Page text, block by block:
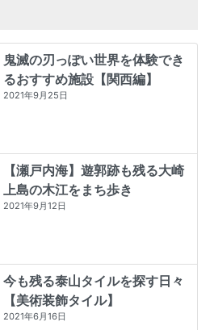
鬼滅の刃っぽい世界を体験でき
るおすすめ施設【関西編】
2021年9月25日
【瀬戸内海】遊郭跡も残る大崎
上島の木江をまち歩き
2021年9月12日
今も残る泰山タイルを探す日々
【美術装飾タイル】
2021年6月16日